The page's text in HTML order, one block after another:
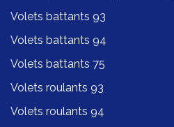
Volets battants 93
Volets battants 94
Volets battants 75
Volets roulants 93
Volets roulants 94